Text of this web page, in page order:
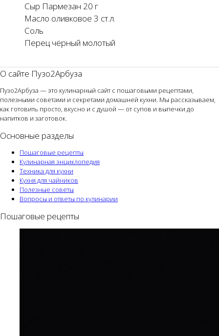
Сыр Пармезан 20 г
Масло оливковое 3 ст.л.
Соль
Перец чёрный молотый
О сайте Пузо2Арбуза
Пузо2Арбуза — это кулинарный сайт с пошаговыми рецептами,
полезными советами и секретами домашней кухни. Мы рассказываем,
как готовить просто, вкусно и с душой — от супов и выпечки до
напитков и заготовок.
Основные разделы
Пошаговые рецепты
Кулинарная энциклопедия
Техника для кухни
Кухня для чайников
Полезные советы
Вопросы и ответы по кулинарии
Пошаговые рецепты